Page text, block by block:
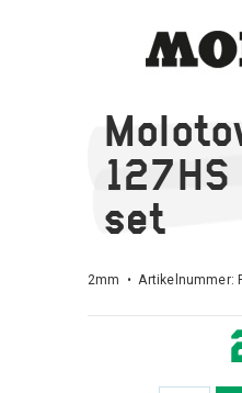
set
2mm • Artikelnummer: